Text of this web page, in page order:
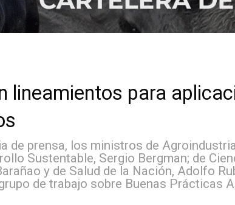
lineamientos para
de prensa, los ministros de